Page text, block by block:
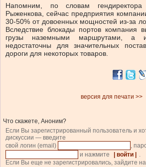
Напомним, по словам
Рыженкова, сейчас предприятия
30-50% от довоенных мощностей из-за
Вследствие блокады портов компания
грузы наземными маршрутами, а
недостаточны для значительных
дороги для некоторых товаров.
версия для печати >>
Что скажете, Аноним?
Если Вы зарегистрированный пользователь и
дискуссии — введите
свой логин (email)
,
и нажмите
| войти |
.
Если Вы еще не зарегистрировались, зайдите на